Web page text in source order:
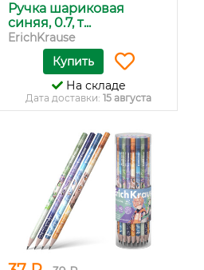
Ручка шариковая
синяя, 0.7, т...
ErichKrause
Купить
На складе
Дата доставки: 15 августа